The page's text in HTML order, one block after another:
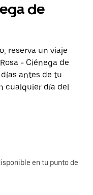
de
reserva un viaje
- Ciénega de
antes de tu
cualquier día del
en tu punto de